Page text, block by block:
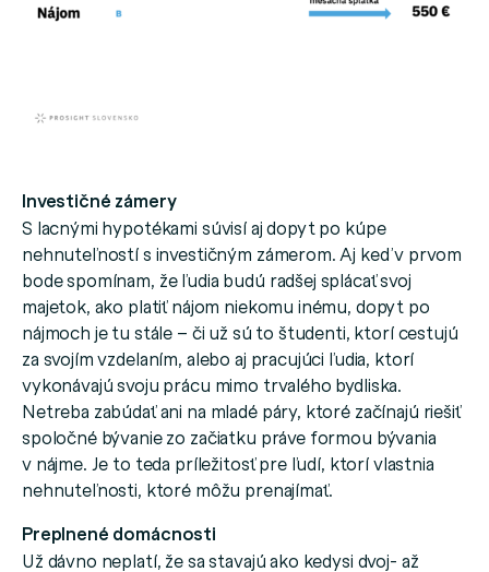
Investičné zámery
S lacnými hypotékami súvisí aj dopyt po kúpe
nehnuteľností s investičným zámerom. Aj keď v prvom
bode spomínam, že ľudia budú radšej splácať svoj
majetok, ako platiť nájom niekomu inému, dopyt po
nájmoch je tu stále – či už sú to študenti, ktorí cestujú
za svojím vzdelaním, alebo aj pracujúci ľudia, ktorí
vykonávajú svoju prácu mimo trvalého bydliska.
Netreba zabúdať ani na mladé páry, ktoré začínajú riešiť
spoločné bývanie zo začiatku práve formou bývania
v nájme. Je to teda príležitosť pre ľudí, ktorí vlastnia
nehnuteľnosti, ktoré môžu prenajímať.
Preplnené domácnosti
Už dávno neplatí, že sa stavajú ako kedysi dvoj- až